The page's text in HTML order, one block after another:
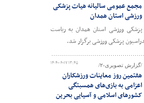
مجمع عمومی سالیانه هیات پزشکی
ورزشی استان همدان
ورزشی استان همدان به ریاست
پزشکی ورزشی برگزار شد.
۱۴۰۴-۰۶-۱۷ ۱۳:۴۵ /گزارش تصویری-۲/
هفتمین روز معاینات ورزشکاران
اعزامی به بازی‌های همسبتگی
کشورهای اسلامی و آسیایی بحرین